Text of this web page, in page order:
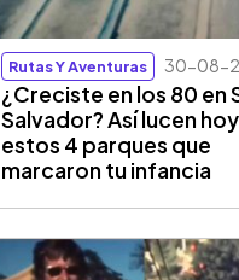
Rutas Y Aventuras 30-08-
¿Creciste en los 80 en
Salvador? Así lucen hoy
estos 4 parques que
marcaron tu infancia